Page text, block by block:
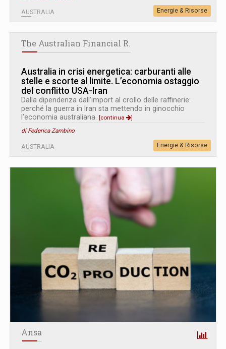
AUSTRALIA Energie & Risorse
The Australian Financial R.
Australia in crisi energetica: carburanti alle
stelle e scorte al limite. L’economia ostaggio
del conflitto USA-Iran
Dalla dipendenza dall’import al crollo delle raffinerie:
perché la guerra in Iran sta mettendo in ginocchio
l’economia australiana. [continua
]
di Federica Zambino
AUSTRALIA Energie & Risorse
Ansa